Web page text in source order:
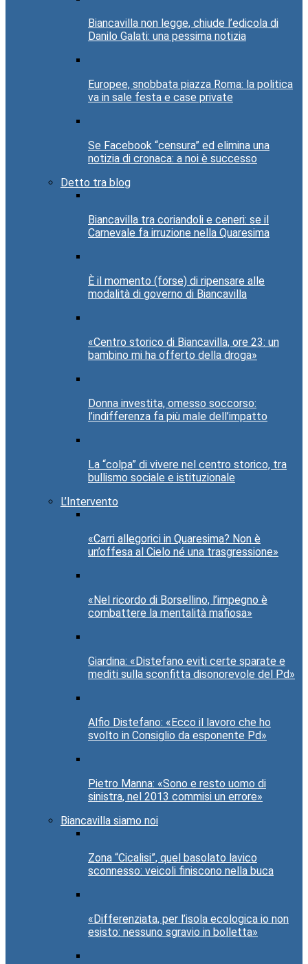
Biancavilla non legge, chiude l’edicola di
Danilo Galati: una pessima notizia
Europee, snobbata piazza Roma: la politica
va in sale festa e case private
Se Facebook “censura” ed elimina una
notizia di cronaca: a noi è successo
Detto tra blog
Biancavilla tra coriandoli e ceneri: se il
Carnevale fa irruzione nella Quaresima
È il momento (forse) di ripensare alle
modalità di governo di Biancavilla
«Centro storico di Biancavilla, ore 23: un
bambino mi ha offerto della droga»
Donna investita, omesso soccorso:
l’indifferenza fa più male dell’impatto
La “colpa” di vivere nel centro storico, tra
bullismo sociale e istituzionale
L’Intervento
«Carri allegorici in Quaresima? Non è
un’offesa al Cielo né una trasgressione»
«Nel ricordo di Borsellino, l’impegno è
combattere la mentalità mafiosa»
Giardina: «Distefano eviti certe sparate e
mediti sulla sconfitta disonorevole del Pd»
Alfio Distefano: «Ecco il lavoro che ho
svolto in Consiglio da esponente Pd»
Pietro Manna: «Sono e resto uomo di
sinistra, nel 2013 commisi un errore»
Biancavilla siamo noi
Zona “Cicalisi”, quel basolato lavico
sconnesso: veicoli finiscono nella buca
«Differenziata, per l’isola ecologica io non
esisto: nessuno sgravio in bolletta»